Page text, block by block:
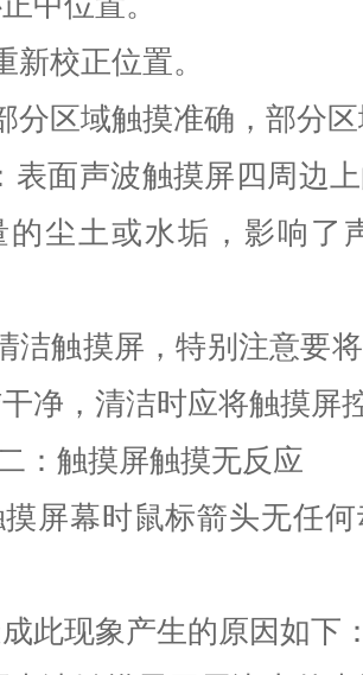
新校正位置。
分区域触摸准确，部分
表面声波触摸屏四周边
的尘土或水垢，影响了
洁触摸屏，特别注意要
净，清洁时应将触摸屏
：触摸屏触摸无反应
屏幕时鼠标箭头无任
此现象产生的原因如下